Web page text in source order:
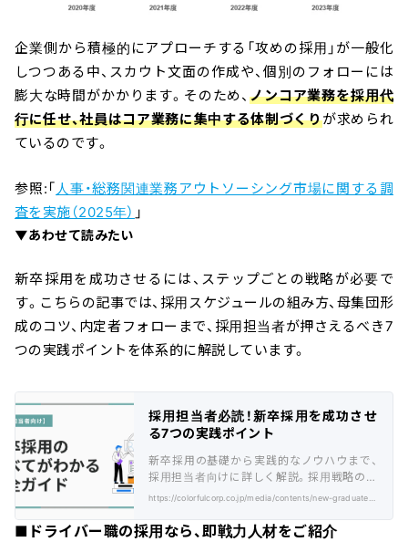
企業側から積極的にアプローチする「攻めの採用」が一般化
しつつある中、スカウト文面の作成や、個別のフォローには
膨大な時間がかかります。そのため、ノンコア業務を採用代
行に任せ、社員はコア業務に集中する体制づくりが求められ
ているのです。
参照:「人事・総務関連業務アウトソーシング市場に関する調
査を実施（2025年） 」
▼あわせて読みたい
新卒採用を成功させるには、ステップごとの戦略が必要で
す。こちらの記事では、採用スケジュールの組み方、母集団形
成のコツ、内定者フォローまで、採用担当者が押さえるべき7
つの実践ポイントを体系的に解説しています。
採用担当者必読！新卒採用を成功させ
る7つの実践ポイント
新卒採用の基礎から実践的なノウハウまで、
採用担当者向けに詳しく解説。採用戦略の立
案から育成計画まで網羅的に紹介します。
https://colorfulcorp.co.jp/media/contents/new-graduate-recruitment/
■ドライバー職の採用なら、即戦力人材をご紹介